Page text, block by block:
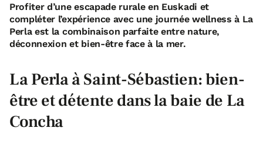
Profiter d’une escapade rurale en Euskadi et
compléter l’expérience avec une journée wellness à La
Perla est la combinaison parfaite entre nature,
déconnexion et bien-être face à la mer.
La Perla à Saint-Sébastien: bien-
être et détente dans la baie de La
Concha